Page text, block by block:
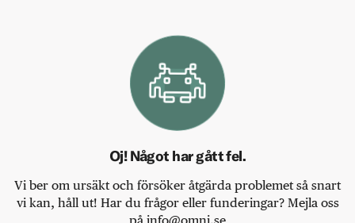
Oj! Något har gått fel.
Vi ber om ursäkt och försöker åtgärda problemet så snart
vi kan, håll ut! Har du frågor eller funderingar? Mejla oss